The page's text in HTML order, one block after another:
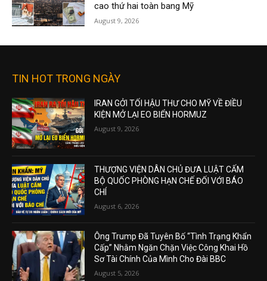
cao thứ hai toàn bang Mỹ
August 9, 2026
TIN HOT TRONG NGÀY
IRAN GỞI TỐI HẬU THƯ CHO MỸ VỀ ĐIỀU
KIỆN MỞ LẠI EO BIỂN HORMUZ
August 9, 2026
THƯỢNG VIỆN DÂN CHỦ ĐƯA LUẬT CẤM
BỘ QUỐC PHÒNG HẠN CHẾ ĐỐI VỚI BÁO
CHÍ
August 6, 2026
Ông Trump Đã Tuyên Bố “Tình Trạng Khẩn
Cấp” Nhằm Ngăn Chặn Việc Công Khai Hồ
Sơ Tài Chính Của Mình Cho Đài BBC
August 5, 2026